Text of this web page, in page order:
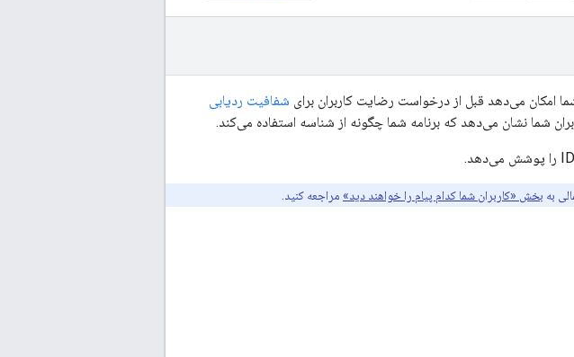
شفافیت ردیابی
بخش «کاربران شما کدام پیام را خواهند دید» مراجعه کنید.